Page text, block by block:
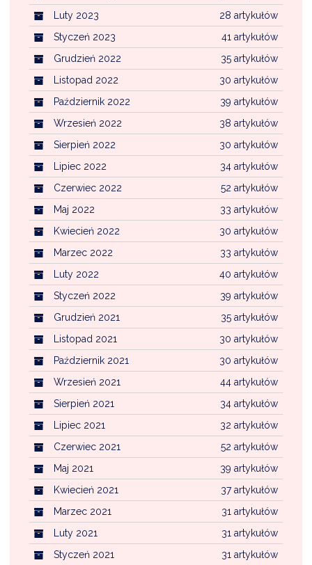
28 artykułów
Luty 2023
41 artykułów
Styczeń 2023
35 artykułów
Grudzień 2022
30 artykułów
Listopad 2022
39 artykułów
Październik 2022
38 artykułów
Wrzesień 2022
30 artykułów
Sierpień 2022
34 artykułów
Lipiec 2022
52 artykułów
Czerwiec 2022
33 artykułów
Maj 2022
30 artykułów
Kwiecień 2022
33 artykułów
Marzec 2022
40 artykułów
Luty 2022
39 artykułów
Styczeń 2022
35 artykułów
Grudzień 2021
30 artykułów
Listopad 2021
30 artykułów
Październik 2021
44 artykułów
Wrzesień 2021
34 artykułów
Sierpień 2021
32 artykułów
Lipiec 2021
52 artykułów
Czerwiec 2021
39 artykułów
Maj 2021
37 artykułów
Kwiecień 2021
31 artykułów
Marzec 2021
31 artykułów
Luty 2021
31 artykułów
Styczeń 2021